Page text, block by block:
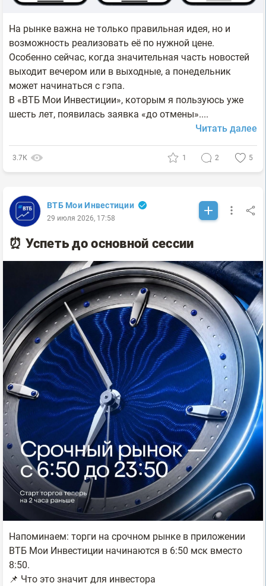
На рынке важна не только правильная идея, но и
возможность реализовать её по нужной цене.
Особенно сейчас, когда значительная часть новостей
выходит вечером или в выходные, а понедельник
может начинаться с гэпа.
В «ВТБ Мои Инвестиции», которым я пользуюсь уже
шесть лет, появилась заявка «до отмены»....
Читать далее
3.7К 1 2 5
ВТБ Мои Инвестиции
29 июля 2026, 17:58
⏰ Успеть до основной сессии
Напоминаем: торги на срочном рынке в приложении
ВТБ Мои Инвестиции начинаются в 6:50 мск вместо
8:50.
📌 Что это значит для инвестора